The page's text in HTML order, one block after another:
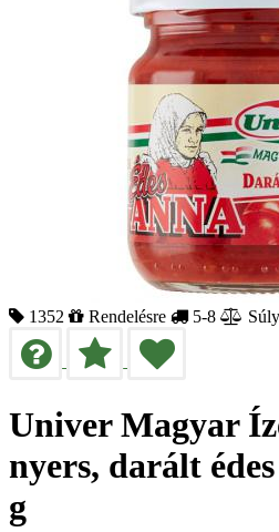
1352 Rendelésre 5-8
Univer Magyar
nyers, darált
g